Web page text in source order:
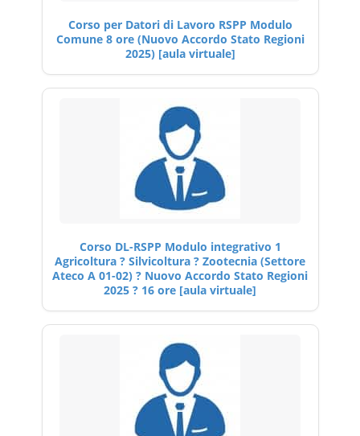
Corso per Datori di Lavoro RSPP Modulo
Comune 8 ore (Nuovo Accordo Stato Regioni
2025) [aula virtuale]
Corso DL-RSPP Modulo integrativo 1
Agricoltura ? Silvicoltura ? Zootecnia (Settore
Ateco A 01-02) ? Nuovo Accordo Stato Regioni
2025 ? 16 ore [aula virtuale]